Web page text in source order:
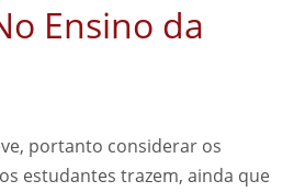
Ensino da
portanto considerar os
estudantes trazem, ainda que